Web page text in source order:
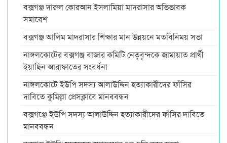
বক্সগঞ্জ দারুল কোরআন ইসলামিয়া মাদরাসার অভিভাবক
সমাবেশ
বক্সগঞ্জ আলিম মাদরাসার শিক্ষার মান উন্নয়নে মতবিনিময় সভা
নাঙ্গলকোটের বক্সগঞ্জ বাজার কমিটি নেতৃবৃন্দকে জামায়াত প্রার্থী
ইয়াছিন আরাফাতের সংবর্ধনা
নাঙ্গলকোটে ইউপি সদস্য আলাউদ্দিন হত্যাকারীদের ফাঁসির
দাবিতে কুমিল্লা প্রেসক্লাবে মানববন্ধন
বক্সগঞ্জে ইউপি সদস্য আলাউদ্দিন হত্যাকারীদের ফাঁসির দাবিতে
মানববন্ধন